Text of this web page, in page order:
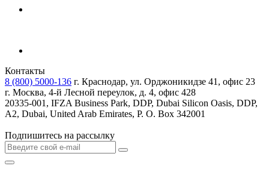
Контакты
8 (800) 5000-136 г. Краснодар, ул. Орджоникидзе 41, офис 23
г. Москва, 4-й Лесной переулок, д. 4, офис 428
20335-001, IFZA Business Park, DDP, Dubai Silicon Oasis, DDP,
A2, Dubai, United Arab Emirates, P. O. Box 342001
Подпишитесь на рассылку